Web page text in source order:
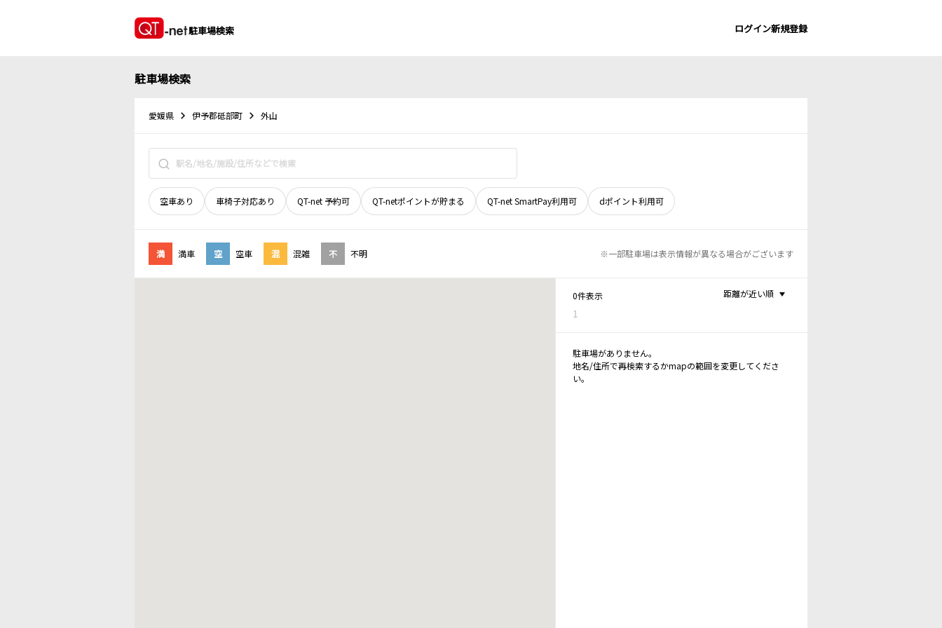
駐車場検索 ログイン新規登録
駐車場検索
愛媛県 伊予郡砥部町 外山
空車あり 車椅子対応あり QT-net 予約可 QT-netポイントが貯まる QT-net SmartPay利用可 dポイント利用可
満 満車 空 空車 混 混雑 不 不明 ※一部駐車場は表示情報が異なる場合がございます
0件表示
1
距離が近い順
駐車場がありません。
地名/住所で再検索するかmapの範囲を変更してくださ
い。